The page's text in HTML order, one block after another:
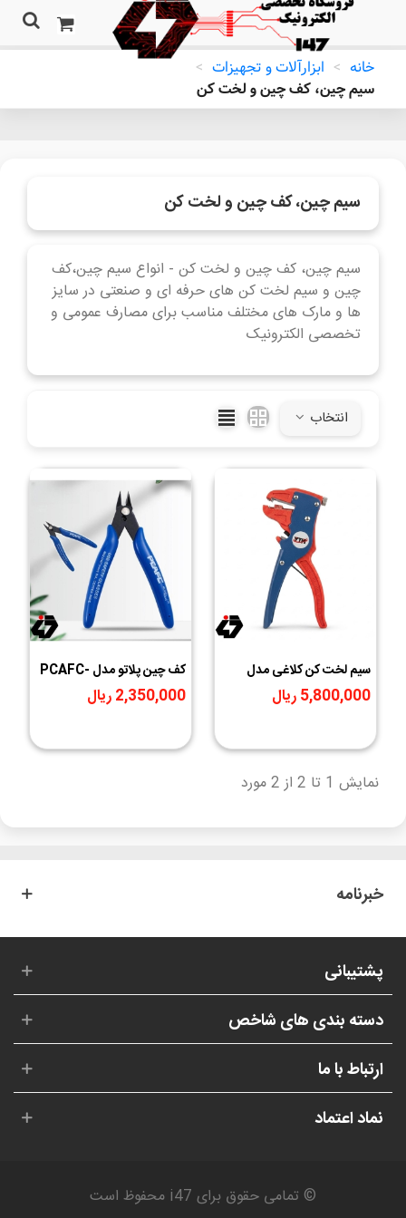
خانه > ابزارآلات و تجهیزات >
سیم چین، کف چین و لخت کن
سیم چین، کف چین و لخت کن
سیم چین، کف چین و لخت کن - انواع سیم چین،کف
چین و سیم لخت کن های حرفه ای و صنعتی در سایز
ها و مارک های مختلف مناسب برای مصارف عمومی و
تخصصی الکترونیک
انتخاب
سیم لخت کن کلاغی مدل
YTH-318
5,800,000 ریال
کف چین پلاتو مدل PCAFC-
170 | ابزار حرفه ای برش پایه
قطعات الکترونیکی
2,350,000 ریال
نمایش 1 تا 2 از 2 مورد
خبرنامه
پشتیبانی
دسته بندی های شاخص
ارتباط با ما
نماد اعتماد
© تمامی حقوق برای i47 محفوظ است